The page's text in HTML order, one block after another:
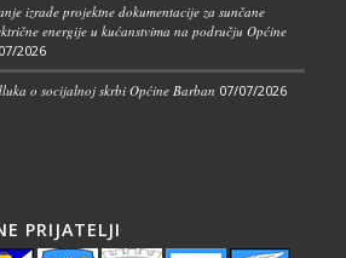
izrade projektne dokumentacije za sunčane
energije u kućanstvima na području Općine
2026
o socijalnoj skrbi Općine Barban 07/07/2026
PRIJATELJI